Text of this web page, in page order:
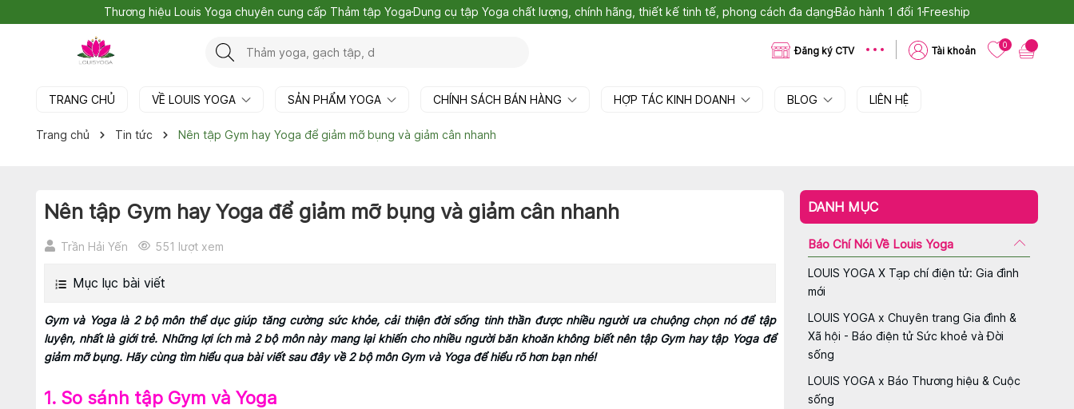
Thương hiệu Louis Yoga chuyên cung cấp Thảm tập YogaDụng cụ tập Yoga chất lượng, chính hãng, thiết kế tinh tế, phong cách đa dạngBảo hành 1 đổi 1 Freeship
Đăng ký CTV Tài khoản 0
TRANG CHỦ VỀ LOUIS YOGA SẢN PHẨM YOGA CHÍNH SÁCH BÁN HÀNG HỢP TÁC KINH DOANH BLOG LIÊN HỆ
Trang chủ Tin tức Nên tập Gym hay Yoga để giảm mỡ bụng và giảm cân nhanh
Nên tập Gym hay Yoga để giảm mỡ bụng và giảm cân nhanh
Trần Hải Yến 551 lượt xem
Mục lục bài viết
Gym và Yoga là 2 bộ môn thể dục giúp tăng cường sức khỏe, cải thiện đời sống tinh thần được nhiều người ưa chuộng chọn nó để tập
luyện, nhất là giới trẻ. Những lợi ích mà 2 bộ môn này mang lại khiến cho nhiều người băn khoăn không biết nên tập Gym hay tập Yoga để
giảm mỡ bụng. Hãy cùng tìm hiểu qua bài viết sau đây về 2 bộ môn Gym và Yoga để hiểu rõ hơn bạn nhé!
1. So sánh tập Gym và Yoga
DANH MỤC
Báo Chí Nói Về Louis Yoga
LOUIS YOGA X Tạp chí điện tử: Gia đình
mới
LOUIS YOGA x Chuyên trang Gia đình &
Xã hội - Báo điện tử Sức khoẻ và Đời
sống
LOUIS YOGA x Báo Thương hiệu & Cuộc
sống